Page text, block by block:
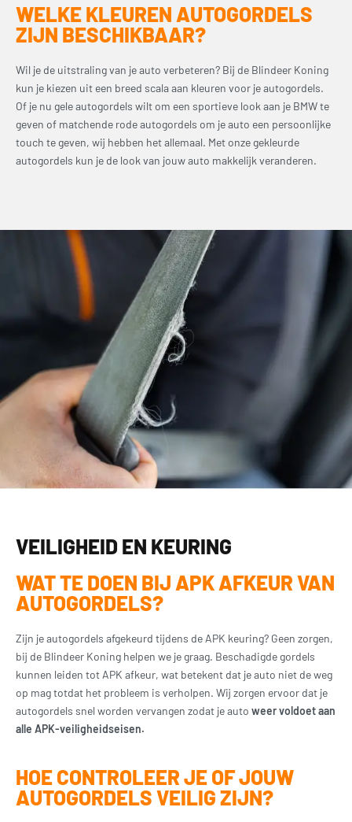
WELKE KLEUREN AUTOGORDELS
ZIJN BESCHIKBAAR?
Wil je de uitstraling van je auto verbeteren? Bij de Blindeer Koning
kun je kiezen uit een breed scala aan kleuren voor je autogordels.
Of je nu gele autogordels wilt om een sportieve look aan je BMW te
geven of matchende rode autogordels om je auto een persoonlijke
touch te geven, wij hebben het allemaal. Met onze gekleurde
autogordels kun je de look van jouw auto makkelijk veranderen.
VEILIGHEID EN KEURING
WAT TE DOEN BIJ APK AFKEUR VAN
AUTOGORDELS?
Zijn je autogordels afgekeurd tijdens de APK keuring? Geen zorgen,
bij de Blindeer Koning helpen we je graag. Beschadigde gordels
kunnen leiden tot APK afkeur, wat betekent dat je auto niet de weg
op mag totdat het probleem is verholpen. Wij zorgen ervoor dat je
autogordels snel worden vervangen zodat je auto weer voldoet aan
alle APK-veiligheidseisen.
HOE CONTROLEER JE OF JOUW
AUTOGORDELS VEILIG ZIJN?